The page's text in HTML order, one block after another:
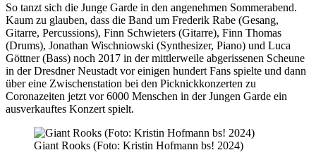
So tanzt sich die Junge Garde in den angenehmen Sommerabend.
Kaum zu glauben, dass die Band um Frederik Rabe (Gesang,
Gitarre, Percussions), Finn Schwieters (Gitarre), Finn Thomas
(Drums), Jonathan Wischniowski (Synthesizer, Piano) und Luca
Göttner (Bass) noch 2017 in der mittlerweile abgerissenen Scheune
in der Dresdner Neustadt vor einigen hundert Fans spielte und dann
über eine Zwischenstation bei den Picknickkonzerten zu
Coronazeiten jetzt vor 6000 Menschen in der Jungen Garde ein
ausverkauftes Konzert spielt.
Giant Rooks (Foto: Kristin Hofmann bs! 2024)